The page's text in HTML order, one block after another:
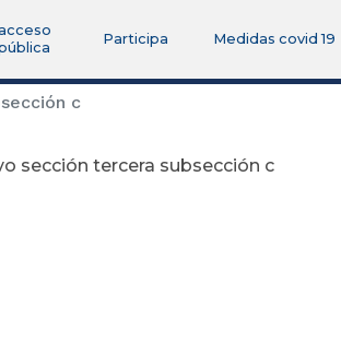
Participa Medidas covid 19
c
sección tercera subsección c